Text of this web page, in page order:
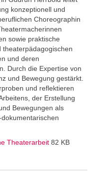
konzeptionell und
Choreographin
sowie praktische
theaterpädagogischen
und deren
Durch die Expertise von
und Bewegung gestärkt.
und reflektieren
der Erstellung
Bewegungen als
Theaterarbeit 82 KB